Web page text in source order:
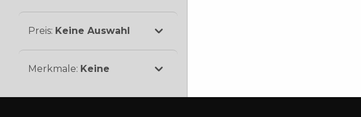
Preis: Keine Auswahl
Merkmale: Keine